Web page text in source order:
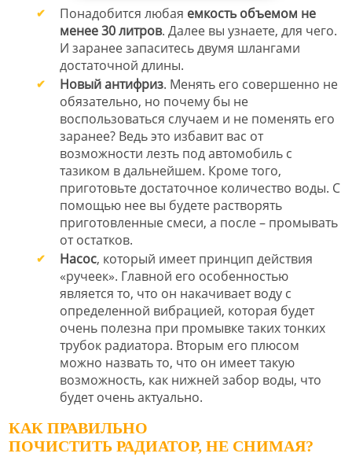
Понадобится любая емкость объемом не
менее 30 литров. Далее вы узнаете, для чего.
И заранее запаситесь двумя шлангами
достаточной длины.
Новый антифриз. Менять его совершенно не
обязательно, но почему бы не
воспользоваться случаем и не поменять его
заранее? Ведь это избавит вас от
возможности лезть под автомобиль с
тазиком в дальнейшем. Кроме того,
приготовьте достаточное количество воды. С
помощью нее вы будете растворять
приготовленные смеси, а после – промывать
от остатков.
Насос, который имеет принцип действия
«ручеек». Главной его особенностью
является то, что он накачивает воду с
определенной вибрацией, которая будет
очень полезна при промывке таких тонких
трубок радиатора. Вторым его плюсом
можно назвать то, что он имеет такую
возможность, как нижней забор воды, что
будет очень актуально.
КАК ПРАВИЛЬНО
ПОЧИСТИТЬ РАДИАТОР, НЕ СНИМАЯ?